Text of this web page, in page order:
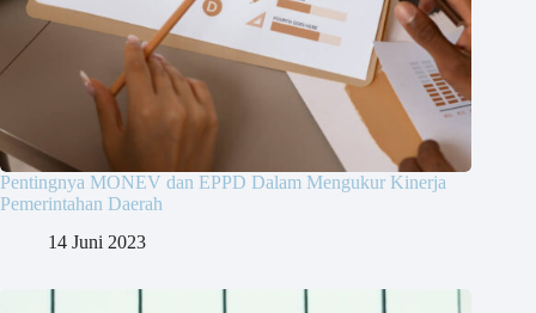
Pentingnya MONEV dan EPPD Dalam Mengukur Kinerja
Pemerintahan Daerah
14 Juni 2023